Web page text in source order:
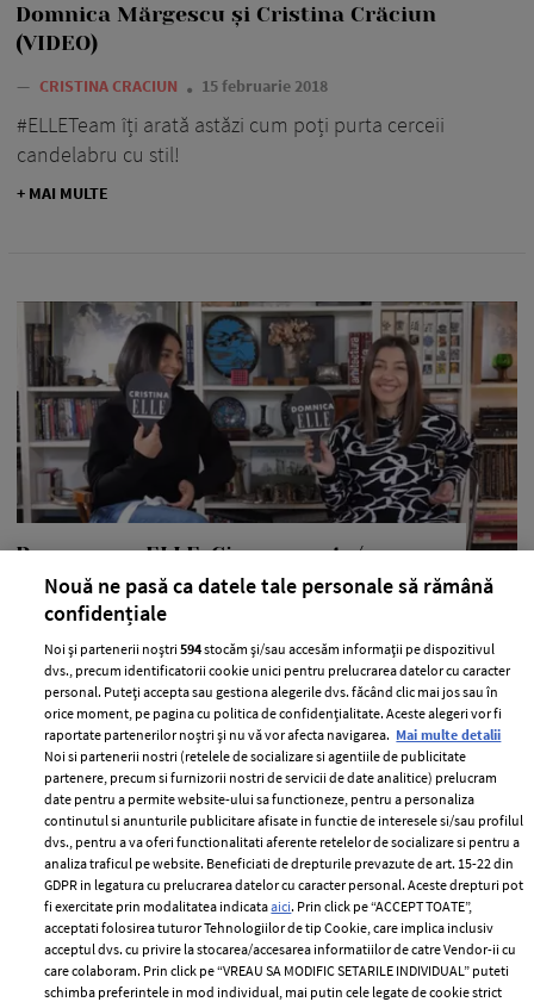
Domnica Mărgescu și Cristina Crăciun
(VIDEO)
— CRISTINA CRACIUN 15 februarie 2018
#ELLETeam îți arată astăzi cum poți purta cerceii
candelabru cu stil!
+ MAI MULTE
Provocarea ELLE: Cine ar purta/nu ar
purta… cu Domnica Mărgescu și
Cristina Crăciun (VIDEO)
CRISTINA CRACIUN 05 februarie 2018
Domnica Mărgescu și Cristina Crăciun sunt provocate să
răspundă la o serie de întrebări surpriză!
+ MAI MULTE
Nouă ne pasă ca datele tale personale să rămână
confidențiale
Noi și partenerii noștri594stocăm și/sau accesăm informații pe dispozitivul
dvs., precum identificatorii cookie unici pentru prelucrarea datelor cu caracter
personal. Puteți accepta sau gestiona alegerile dvs. făcând clic mai jos sau în
orice moment, pe pagina cu politica de confidențialitate. Aceste alegeri vor fi
raportate partenerilor noștri și nu vă vor afecta navigarea. Mai multe detalii
Noi si partenerii nostri (retelele de socializare si agentiile de publicitate
partenere, precum si furnizorii nostri de servicii de date analitice) prelucram
date pentru a permite website-ului sa functioneze, pentru a personaliza
continutul si anunturile publicitare afisate in functie de interesele si/sau profilul
dvs., pentru a va oferi functionalitati aferente retelelor de socializare si pentru a
analiza traficul pe website. Beneficiati de drepturile prevazute de art. 15-22 din
GDPR in legatura cu prelucrarea datelor cu caracter personal. Aceste drepturi pot
fi exercitate prin modalitatea indicataaici. Prin click pe “ACCEPT TOATE”,
acceptati folosirea tuturor Tehnologiilor de tip Cookie, care implica inclusiv
acceptul dvs. cu privire la stocarea/accesarea informatiilor de catre Vendor-ii cu
care colaboram. Prin click pe “VREAU SA MODIFIC SETARILE INDIVIDUAL” puteti
schimba preferintele in mod individual, mai putin cele legate de cookie strict